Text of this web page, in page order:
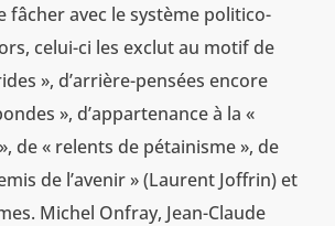
fâcher avec le système politico-
celui-ci les exclut au motif de
», d’arrière-pensées encore
», d’appartenance à la «
de « relents de pétainisme », de
de l’avenir » (Laurent Joffrin) et
Michel Onfray, Jean-Claude